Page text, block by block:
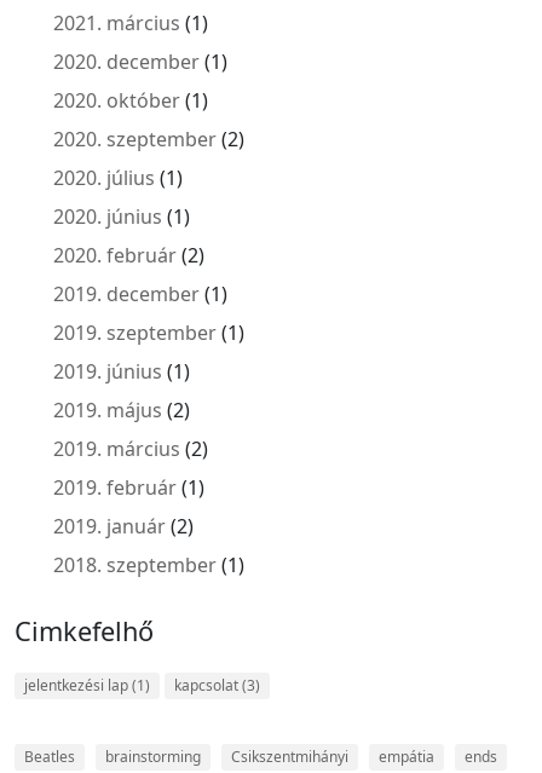
2021. március (1)
2020. december(1)
2020. október(1)
2020. szeptember(2)
2020. július (1)
2020. június (1)
2020. február(2)
2019. december(1)
2019. szeptember(1)
2019. június (1)
2019. május (2)
2019. március (2)
2019. február(1)
2019. január(2)
2018. szeptember(1)
Cimkefelhő
jelentkezési lap(1) kapcsolat(3)
Beatles brainstorming Csikszentmihányi empátia ends